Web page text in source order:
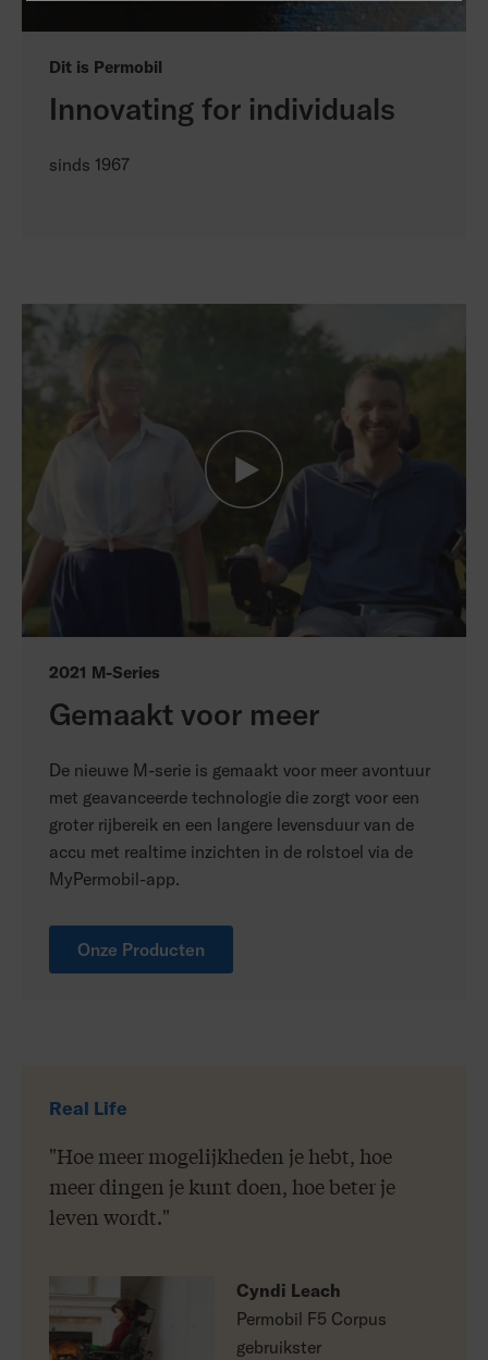
Dit is Permobil
Innovating for individuals
sinds 1967
2021 M-Series
Gemaakt voor meer
De nieuwe M-serie is gemaakt voor meer avontuur
met geavanceerde technologie die zorgt voor een
groter rijbereik en een langere levensduur van de
accu met realtime inzichten in de rolstoel via de
MyPermobil-app.
Onze Producten
Real Life
"Hoe meer mogelijkheden je hebt, hoe
meer dingen je kunt doen, hoe beter je
leven wordt."
Cyndi Leach
Permobil F5 Corpus
gebruikster